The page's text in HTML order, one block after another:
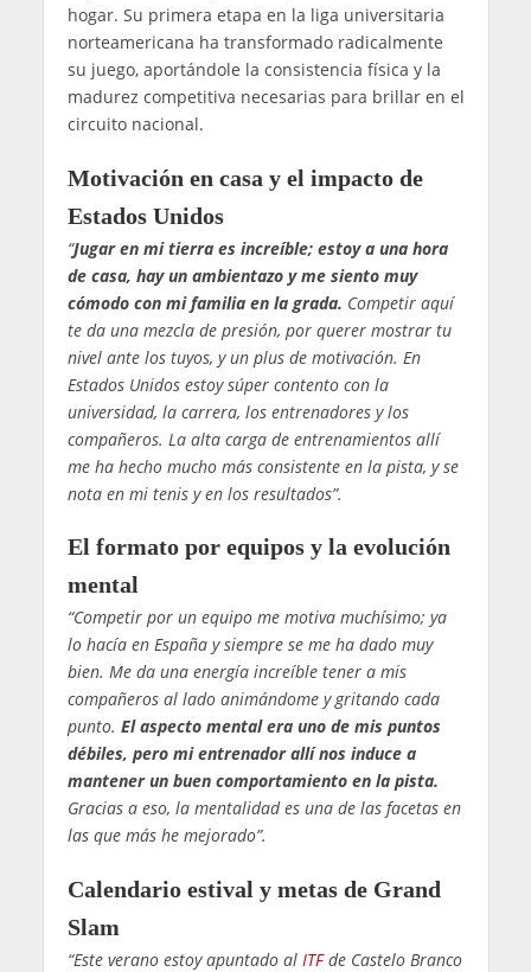
hogar. Su primera etapa en la liga universitaria
norteamericana ha transformado radicalmente
su juego, aportándole la consistencia física y la
madurez competitiva necesarias para brillar en el
circuito nacional.
Motivación en casa y el impacto de
Estados Unidos
“Jugar en mi tierra es increíble; estoy a una hora
de casa, hay un ambientazo y me siento muy
cómodo con mi familia en la grada. Competir aquí
te da una mezcla de presión, por querer mostrar tu
nivel ante los tuyos, y un plus de motivación. En
Estados Unidos estoy súper contento con la
universidad, la carrera, los entrenadores y los
compañeros. La alta carga de entrenamientos allí
me ha hecho mucho más consistente en la pista, y se
nota en mi tenis y en los resultados”.
El formato por equipos y la evolución
mental
“Competir por un equipo me motiva muchísimo; ya
lo hacía en España y siempre se me ha dado muy
bien. Me da una energía increíble tener a mis
compañeros al lado animándome y gritando cada
punto. El aspecto mental era uno de mis puntos
débiles, pero mi entrenador allí nos induce a
mantener un buen comportamiento en la pista.
Gracias a eso, la mentalidad es una de las facetas en
las que más he mejorado”.
Calendario estival y metas de Grand
Slam
“Este verano estoy apuntado al ITFde Castelo Branco